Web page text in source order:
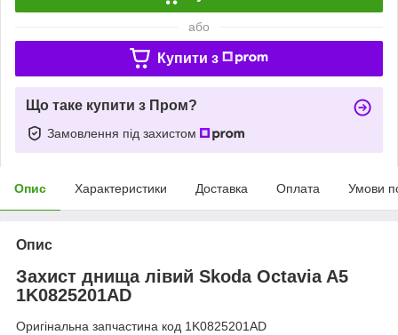
або
Купити з
Що таке купити з Пром?
Замовлення під захистом
Опис Характеристики Доставка Оплата Умови
Опис
Захист днища лівий Skoda Octavia A5
1K0825201AD
Оригінальна запчастина код 1K0825201AD